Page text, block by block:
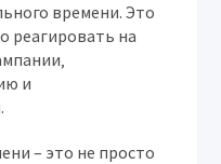
времени. Это
реагировать на
и
– это не просто